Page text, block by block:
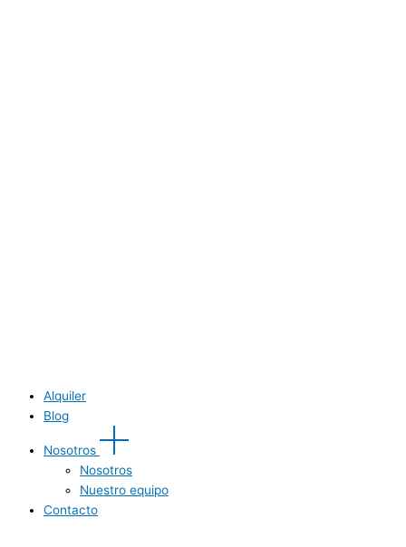
Alquiler
Blog
Nosotros
Nosotros
Nuestro equipo
Contacto